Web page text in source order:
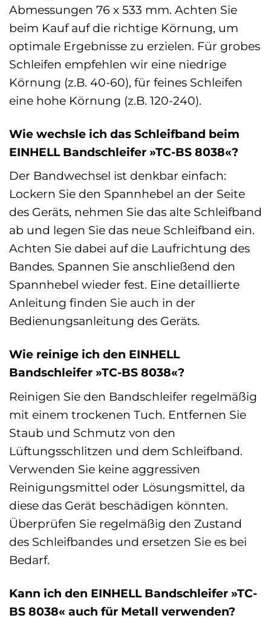
Abmessungen 76 x 533 mm. Achten Sie
beim Kauf auf die richtige Körnung, um
optimale Ergebnisse zu erzielen. Für grobes
Schleifen empfehlen wir eine niedrige
Körnung (z.B. 40-60), für feines Schleifen
eine hohe Körnung (z.B. 120-240).
Wie wechsle ich das Schleifband beim
EINHELL Bandschleifer »TC-BS 8038«?
Der Bandwechsel ist denkbar einfach:
Lockern Sie den Spannhebel an der Seite
des Geräts, nehmen Sie das alte Schleifband
ab und legen Sie das neue Schleifband ein.
Achten Sie dabei auf die Laufrichtung des
Bandes. Spannen Sie anschließend den
Spannhebel wieder fest. Eine detaillierte
Anleitung finden Sie auch in der
Bedienungsanleitung des Geräts.
Wie reinige ich den EINHELL
Bandschleifer »TC-BS 8038«?
Reinigen Sie den Bandschleifer regelmäßig
mit einem trockenen Tuch. Entfernen Sie
Staub und Schmutz von den
Lüftungsschlitzen und dem Schleifband.
Verwenden Sie keine aggressiven
Reinigungsmittel oder Lösungsmittel, da
diese das Gerät beschädigen könnten.
Überprüfen Sie regelmäßig den Zustand
des Schleifbandes und ersetzen Sie es bei
Bedarf.
Kann ich den EINHELL Bandschleifer »TC-
BS 8038« auch für Metall verwenden?